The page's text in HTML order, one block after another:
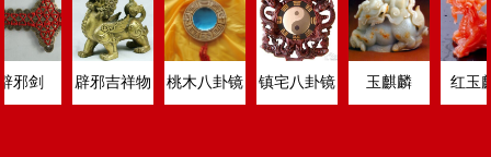
家具摆放风水知识 家具摆放需要注意的风水讲究
2022-3-7
润月能否搬迁房屋 搬迁房屋需要注意些什么
剑 辟邪吉祥物 桃木八卦镜 镇宅八卦镜 玉麒麟 红玉麒麟